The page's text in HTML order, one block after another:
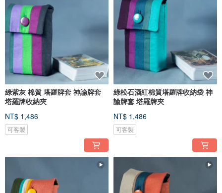
綠紫灰 棉質 塔羅牌套 神諭牌套
塔羅牌收納夾
NT$ 1,486
可客製
綠松石酒紅棉質塔羅牌收納袋 神
諭牌套 塔羅牌夾
NT$ 1,486
可客製